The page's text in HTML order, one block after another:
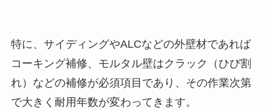
特に、サイディングやALCなどの外壁材であれば
コーキング補修、モルタル壁はクラック（ひび割
れ）などの補修が必須項目であり、その作業次第
で大きく耐用年数が変わってきます。